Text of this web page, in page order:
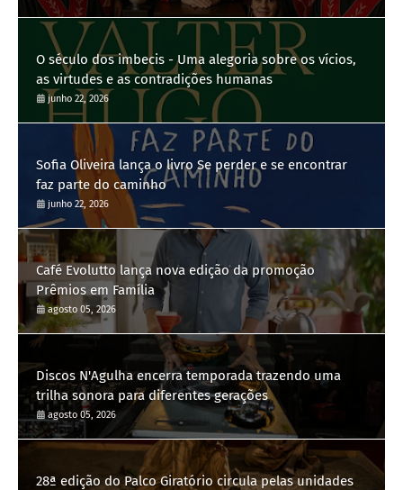
O século dos imbecis - Uma alegoria sobre os vícios,
as virtudes e as contradições humanas
junho 22, 2026
Sofia Oliveira lança o livro Se perder e se encontrar
faz parte do caminho
junho 22, 2026
Café Evolutto lança nova edição da promoção
Prêmios em Família
agosto 05, 2026
Discos N'Agulha encerra temporada trazendo uma
trilha sonora para diferentes gerações
agosto 05, 2026
28ª edição do Palco Giratório circula pelas unidades